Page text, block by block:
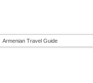
Armenian Travel Guide